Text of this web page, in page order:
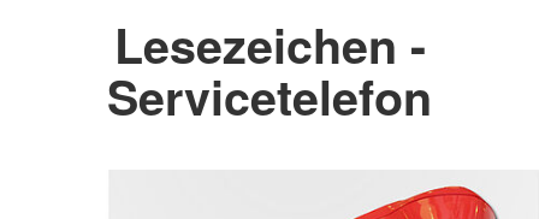
Lesezeichen -
Servicetelefon